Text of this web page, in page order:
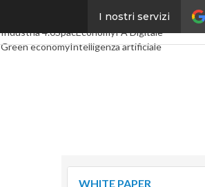
I nostri servizi
Digital EconomyTelco
Industria 4.0SpacEconomyPA Digitale
Green economyIntelligenza artificiale
WHITE PAPER